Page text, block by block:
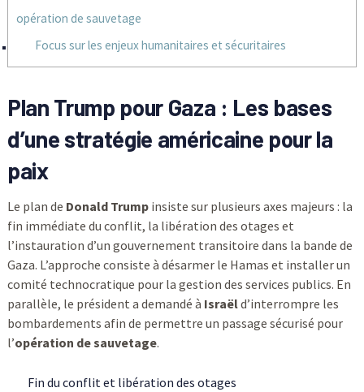
opération de sauvetage
Focus sur les enjeux humanitaires et sécuritaires
Plan Trump pour Gaza : Les bases
d’une stratégie américaine pour la
paix
Le plan de Donald Trumpinsiste sur plusieurs axes majeurs : la
fin immédiate du conflit, la libération des otages et
l’instauration d’un gouvernement transitoire dans la bande de
Gaza. L’approche consiste à désarmer le Hamas et installer un
comité technocratique pour la gestion des services publics. En
parallèle, le président a demandé à Israëld’interrompre les
bombardements afin de permettre un passage sécurisé pour
l’opération de sauvetage.
Fin du conflit et libération des otages